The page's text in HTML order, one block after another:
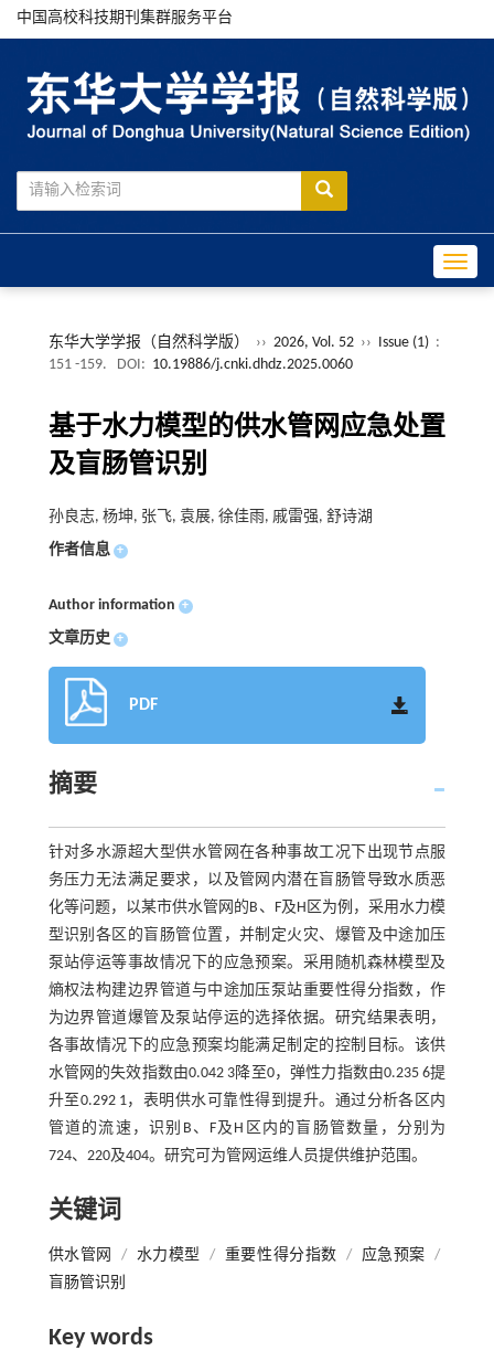
中国高校科技期刊集群服务平台
东华大学学报（自然科学版） ›› 2026, Vol. 52 ›› Issue (1) :
151 -159.
DOI: 10.19886/j.cnki.dhdz.2025.0060
基于水力模型的供水管网应急处置
及盲肠管识别
孙良志, 杨坤, 张飞, 袁展, 徐佳雨, 戚雷强, 舒诗湖
作者信息 +
Author information +
文章历史 +
PDF
摘要
针对多水源超大型供水管网在各种事故工况下出现节点服
务压力无法满足要求，以及管网内潜在盲肠管导致水质恶
化等问题，以某市供水管网的B、F及H区为例，采用水力模
型识别各区的盲肠管位置，并制定火灾、爆管及中途加压
泵站停运等事故情况下的应急预案。采用随机森林模型及
熵权法构建边界管道与中途加压泵站重要性得分指数，作
为边界管道爆管及泵站停运的选择依据。研究结果表明，
各事故情况下的应急预案均能满足制定的控制目标。该供
水管网的失效指数由0.042 3降至0，弹性力指数由0.235 6提
升至0.292 1，表明供水可靠性得到提升。通过分析各区内
管道的流速，识别B、F及H区内的盲肠管数量，分别为
724、220及404。研究可为管网运维人员提供维护范围。
关键词
供水管网 / 水力模型 / 重要性得分指数 / 应急预案
/
盲肠管识别
Key words